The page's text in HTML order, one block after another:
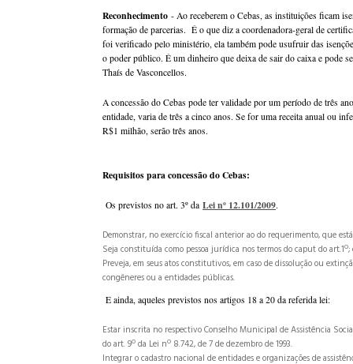
Reconhecimento - Ao receberem o Cebas, as instituições ficam
formação de parcerias. É o que diz a coordenadora-geral de
foi verificado pelo ministério, ela também pode usufruir das
o poder público. É um dinheiro que deixa de sair do caixa e pode
Thaís de Vasconcellos.
A concessão do Cebas pode ter validade por um período de três
entidade, varia de três a cinco anos. Se for uma receita anual ou
R$1 milhão, serão três anos.
Requisitos para concessão do Cebas:
Os previstos no art. 3º da Lei nº 12.101/2009.
Demonstrar, no exercício fiscal anterior ao do requerimento, que
Seja constituída como pessoa jurídica nos termos do caput do art.1º;
Preveja, em seus atos constitutivos, em caso de dissolução ou
congêneres ou a entidades públicas.
E ainda, aqueles previstos nos artigos 18 a 20 da referida lei:
Estar inscrita no respectivo Conselho Municipal de Assistência
do art. 9º da Lei nº 8.742, de 7 de dezembro de 1993.
Integrar o cadastro nacional de entidades e organizações de